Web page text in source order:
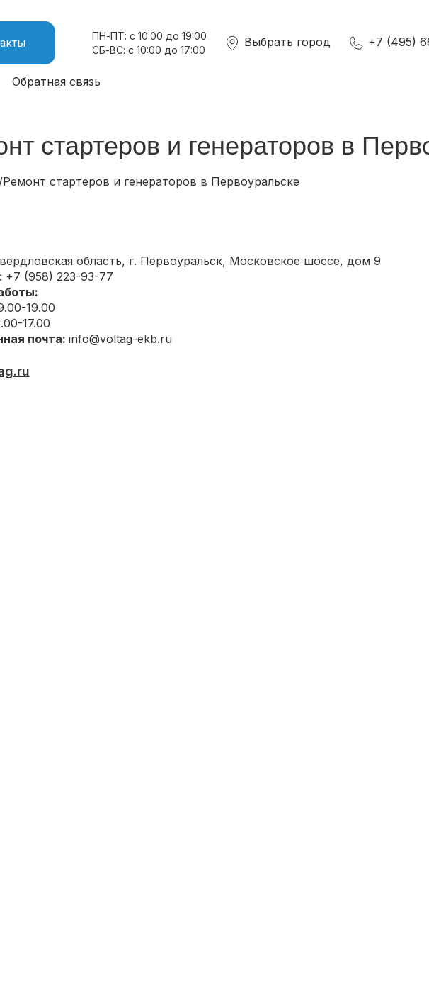
Обратная связь
ПН-ПТ: с 10:00 до 19:00
СБ-ВС: с 10:00 до 17:00
Выбрать город +7 (495)
стартеров и генераторов в
Ремонт стартеров и генераторов в Первоуральске
область, г. Первоуральск, Московское шоссе, дом 9
+7 (958) 223-93-77
19.00
17.00
почта: info@voltag-ekb.ru